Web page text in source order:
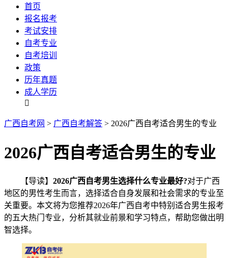
首页
报名报考
考试安排
自考专业
自考培训
政策
历年真题
成人学历

广西自考网 > 广西自考解答 > 2026广西自考适合男生的专业
2026广西自考适合男生的专业
【导读】 2026广西自考男生选择什么专业最好?对于广西
地区的男性考生而言，选择适合自身发展和社会需求的专业至
关重要。本文将为您推荐2026年广西自考中特别适合男生报考
的五大热门专业，分析其就业前景和学习特点，帮助您做出明
智选择。